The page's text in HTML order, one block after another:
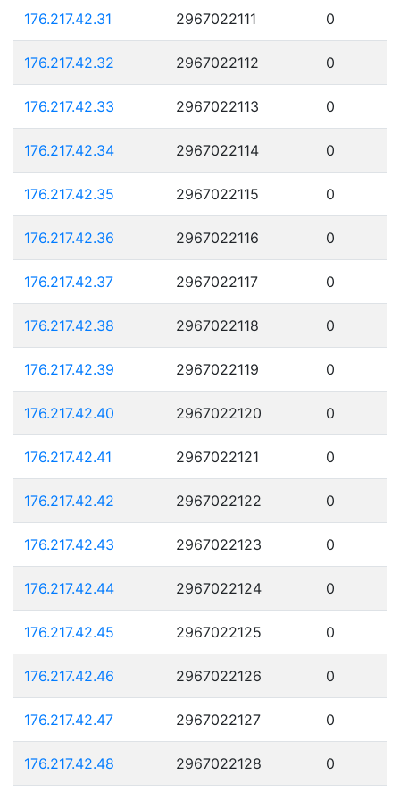
176.217.42.31 2967022111 0
176.217.42.32 2967022112 0
176.217.42.33 2967022113 0
176.217.42.34 2967022114 0
176.217.42.35 2967022115 0
176.217.42.36 2967022116 0
176.217.42.37 2967022117 0
176.217.42.38 2967022118 0
176.217.42.39 2967022119 0
176.217.42.40 2967022120 0
176.217.42.41 2967022121 0
176.217.42.42 2967022122 0
176.217.42.43 2967022123 0
176.217.42.44 2967022124 0
176.217.42.45 2967022125 0
176.217.42.46 2967022126 0
176.217.42.47 2967022127 0
176.217.42.48 2967022128 0